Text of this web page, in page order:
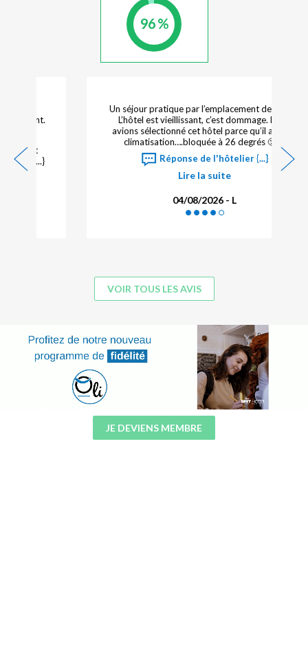
96 %
Un séjour pratique par l’emplacement de l’hôtel.
L’hôtel est vieillissant, c’est dommage. Nous
avions sélectionné cet hôtel parce qu’il avait la
climatisation….bloquée à 26 degrés 🥵🤬
Réponse de l'hôtelier {...}
Lire la suite
04/08/2026 - L
VOIR TOUS LES AVIS
JE DEVIENS MEMBRE